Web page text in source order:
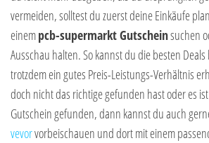
vermeiden, solltest du zuerst deine Einkäufe
einempcb-supermarkt Gutscheinsuchen
Ausschau halten. So kannst du die besten
trotzdem ein gutes Preis-Leistungs-Verhältnis
doch nicht das richtige gefunden hast oder es
Gutschein gefunden, dann kannst du auch
vevorvorbeischauen und dort mit einem